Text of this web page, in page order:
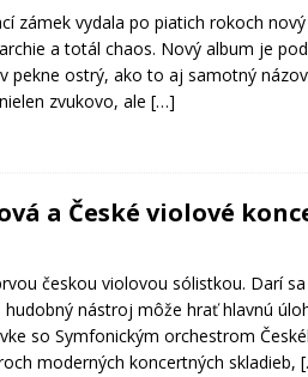
zámek vydala po piatich rokoch nový
a totál chaos. Nový album je
pekne ostrý, ako to aj samotný názov
zvukovo, ale […]
a České violové
českou violovou sólistkou. Darí
nástroj môže hrať hlavnú
so Symfonickým orchestrom
moderných koncertných skladieb,